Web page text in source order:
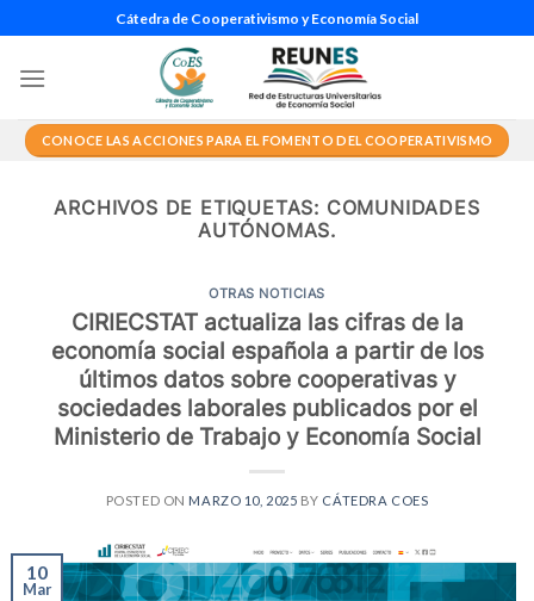
al
contenido
Cátedra de Cooperativismo y Economía Social
CONOCE LAS ACCIONES PARA EL FOMENTO DEL COOPERATIVISMO
ARCHIVOS DE ETIQUETAS: COMUNIDADES
AUTÓNOMAS.
OTRAS NOTICIAS
CIRIECSTAT actualiza las cifras de la
economía social española a partir de los
últimos datos sobre cooperativas y
sociedades laborales publicados por el
Ministerio de Trabajo y Economía Social
POSTED ON MARZO 10, 2025 BY CÁTEDRA COES
10
Mar